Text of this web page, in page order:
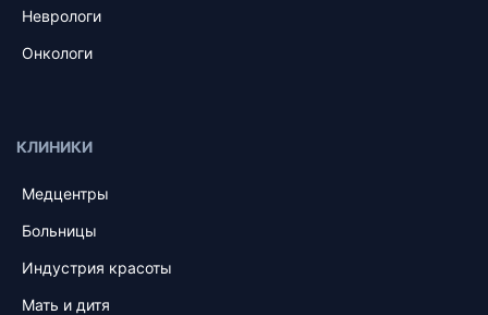
Неврологи
Онкологи
КЛИНИКИ
Медцентры
Больницы
Индустрия красоты
Мать и дитя